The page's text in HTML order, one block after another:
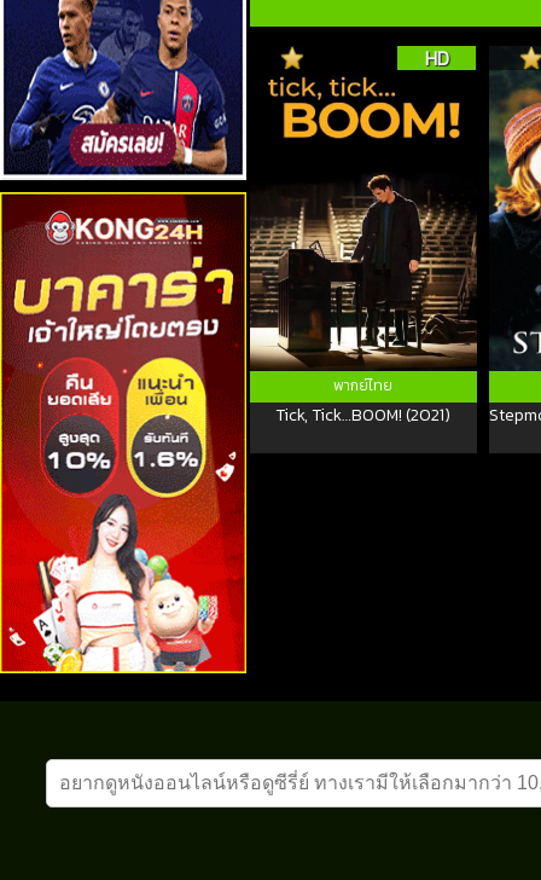
HD
พากย์ไทย
Tick, Tick…BOOM! (2021)